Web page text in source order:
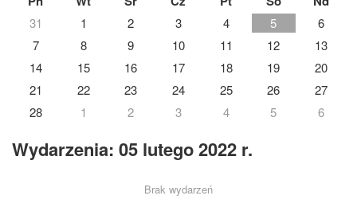
31 1 2 3 4 5
6
7
8 9 10 11 12
13
14
15 16 17 18 19
20
21
22 23 24 25 26
27
28
1 2 3 4 5 6
Wydarzenia: 05 lutego 2022 r.
Brak wydarzeń